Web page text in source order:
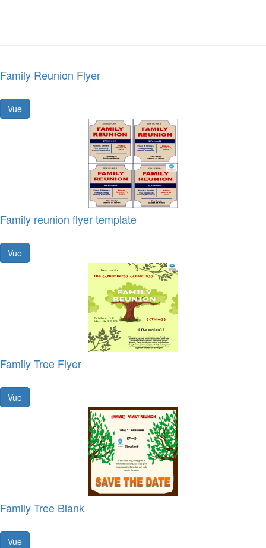
Family Reunion Flyer
Vue
Family reunion flyer template
Vue
Family Tree Flyer
Vue
Family Tree Blank
Vue